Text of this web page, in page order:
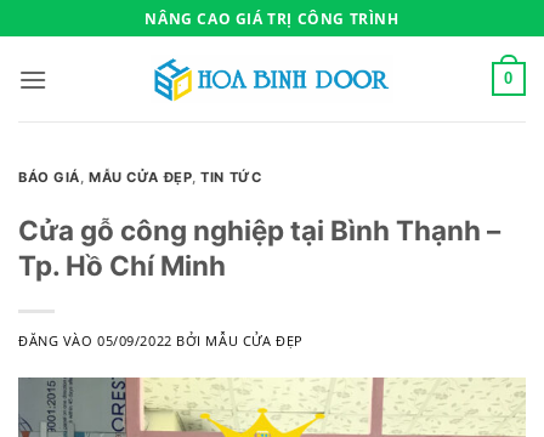
qua
nội
NÂNG CAO GIÁ TRỊ CÔNG TRÌNH
0
BÁO GIÁ,MẪU CỬA ĐẸP,TIN TỨC
Cửa gỗ công nghiệp tại Bình Thạnh –
Tp. Hồ Chí Minh
ĐĂNG VÀO05/09/2022 BỞI MẪU CỬA ĐẸP